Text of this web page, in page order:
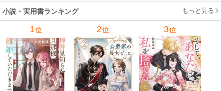
小説・実用書ランキング もっと見る
1位 2位 3位